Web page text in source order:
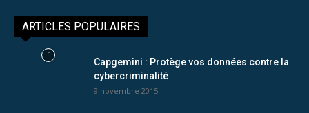
ARTICLES POPULAIRES
Capgemini : Protège vos données contre la
cybercriminalité
9 novembre 2015